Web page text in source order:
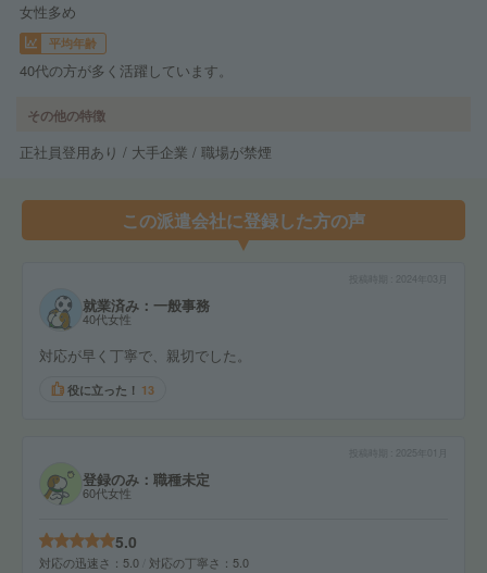
女性多め
平均年齢
40代の方が多く活躍しています。
その他の特徴
正社員登用あり / 大手企業 / 職場が禁煙
この派遣会社に登録した方の声
2024年03月
就業済み：一般事務
40代女性
対応が早く丁寧で、親切でした。
役に立った！ 13
2025年01月
登録のみ：職種未定
60代女性
5.0
対応の迅速さ 5.0 対応の丁寧さ 5.0